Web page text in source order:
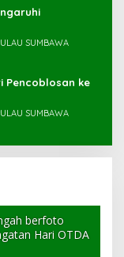
SUMBAWA
Pencoblosan ke
SUMBAWA
berfoto
Hari OTDA